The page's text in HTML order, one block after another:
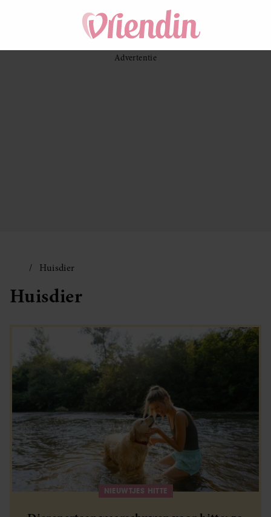
Huisdier
Huisdier
NIEUWTJES HITTE